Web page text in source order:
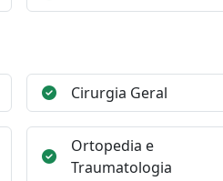
Cirurgia Geral
Ortopedia e
Traumatologia